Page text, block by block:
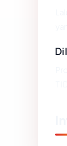
Di